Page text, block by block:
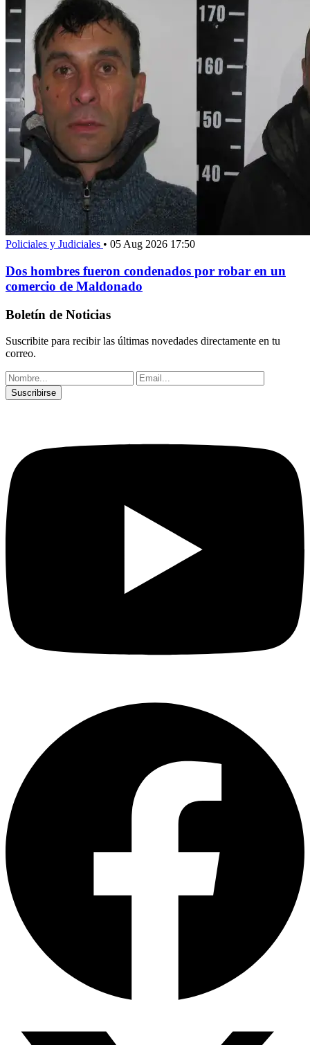
Policiales y Judiciales • 05 Aug 2026 17:50
Dos hombres fueron condenados por robar en un
comercio de Maldonado
Boletín de Noticias
Suscribite para recibir las últimas novedades directamente en tu
correo.
Suscribirse